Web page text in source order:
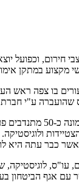
חירום, וכפועל
מקצוע במתקן
בו צפה ראש
ע"י חברת
יחידת
כבר עתה היא
עם אגף הביטחון